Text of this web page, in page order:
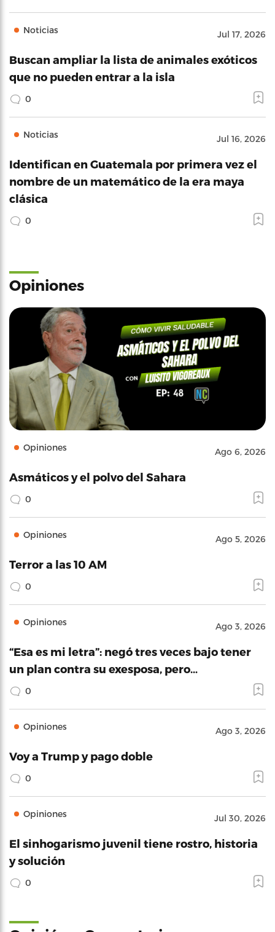
Noticias Jul 17, 2026
Buscan ampliar la lista de animales exóticos
que no pueden entrar a la isla
0
Noticias Jul 16, 2026
Identifican en Guatemala por primera vez el
nombre de un matemático de la era maya
clásica
0
Opiniones
Opiniones Ago 6, 2026
Asmáticos y el polvo del Sahara
0
Opiniones Ago 5, 2026
Terror a las 10 AM
0
Opiniones Ago 3, 2026
“Esa es mi letra”: negó tres veces bajo tener
un plan contra su exesposa, pero…
0
Opiniones Ago 3, 2026
Voy a Trump y pago doble
0
Opiniones Jul 30, 2026
El sinhogarismo juvenil tiene rostro, historia
y solución
0